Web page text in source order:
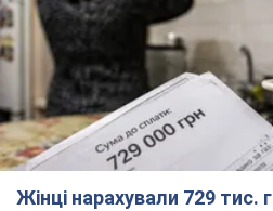
Жінці нарахували 729 тис.